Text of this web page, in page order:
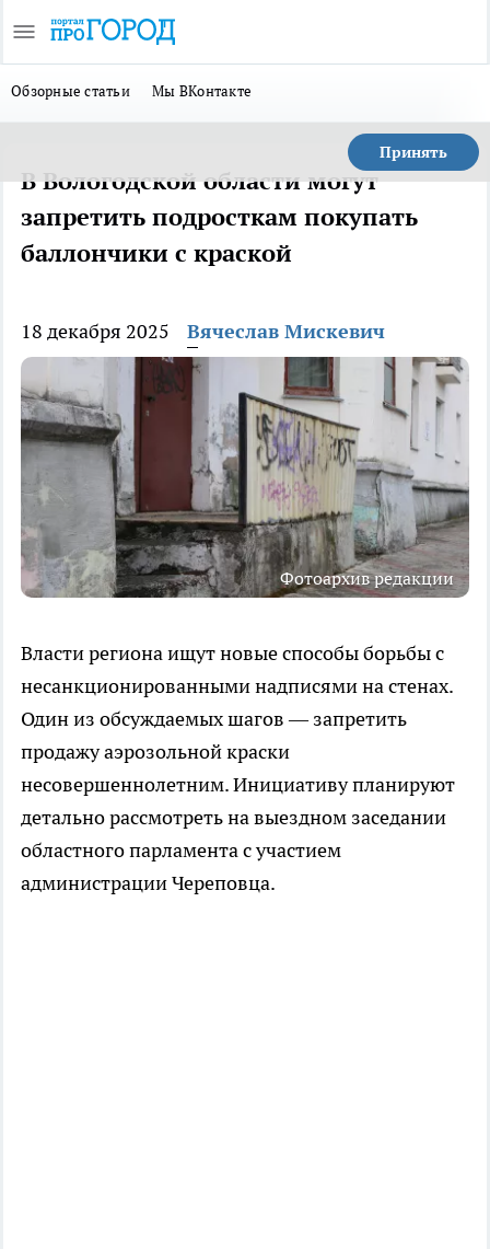
Обзорные статьи Мы ВКонтакте
Принять
В Вологодской области могут
запретить подросткам покупать
баллончики с краской
18 декабря 2025 Вячеслав Мискевич
Фотоархив редакции
Власти региона ищут новые способы борьбы с
несанкционированными надписями на стенах.
Один из обсуждаемых шагов — запретить
продажу аэрозольной краски
несовершеннолетним. Инициативу планируют
детально рассмотреть на выездном заседании
областного парламента с участием
администрации Череповца.